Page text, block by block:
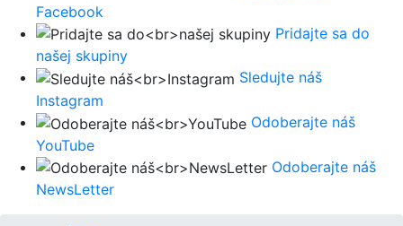
Facebook
Pridajte sa do
našej skupiny
Sledujte náš
Instagram
Odoberajte náš
YouTube
Odoberajte náš
NewsLetter